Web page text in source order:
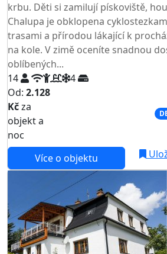
krbu. Děti si zamilují pískoviště,
Chalupa je obklopena
trasami a přírodou lákající k
na kole. V zimě oceníte snadnou
oblíbených...
14
4
Od: 2.128
Kčza
objekt a
noc
Více o objektu